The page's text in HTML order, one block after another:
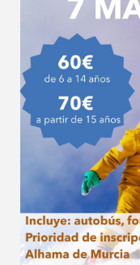
CONTACTO